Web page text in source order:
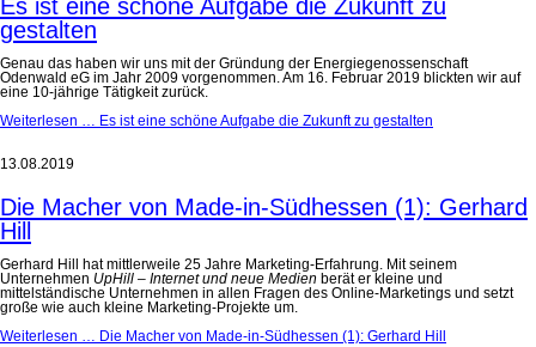
Es ist eine schöne Aufgabe die Zukunft zu
gestalten
Genau das haben wir uns mit der Gründung der Energiegenossenschaft
Odenwald eG im Jahr 2009 vorgenommen. Am 16. Februar 2019 blickten wir auf
eine 10-jährige Tätigkeit zurück.
Weiterlesen … Es ist eine schöne Aufgabe die Zukunft zu gestalten
13.08.2019
Die Macher von Made-in-Südhessen (1): Gerhard
Hill
Gerhard Hill hat mittlerweile 25 Jahre Marketing-Erfahrung. Mit seinem
Unternehmen UpHill – Internet und neue Medien berät er kleine und
mittelständische Unternehmen in allen Fragen des Online-Marketings und setzt
große wie auch kleine Marketing-Projekte um.
Weiterlesen … Die Macher von Made-in-Südhessen (1): Gerhard Hill